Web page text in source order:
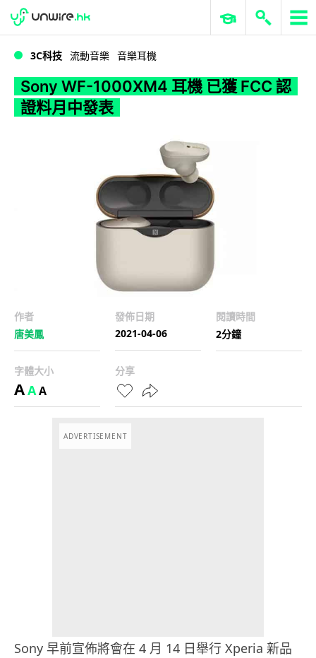
WWDC 2026 ERP 與商業 AI
3C科技 流動音樂 音樂耳機
Sony WF-1000XM4 耳機 已獲 FCC 認
證料月中發表
作者
唐美鳳
發佈日期
2021-04-06
閱讀時間
2分鐘
字體大小
AAA
分享
ADVERTISEMENT
Sony 早前宣佈將會在 4 月 14 日舉行 Xperia 新品